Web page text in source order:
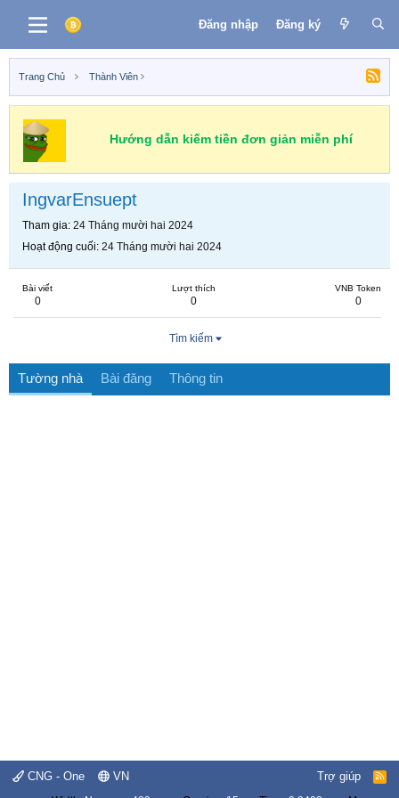
Đăng nhập Đăng ký
Trang Chủ Thành Viên
Hướng dẫn kiếm tiền đơn giản miễn phí
IngvarEnsuept
Tham gia 24 Tháng mười hai 2024
Hoạt động cuối 24 Tháng mười hai 2024
Bài viết
0
Lượt thích
0
VNB Token
0
Tìm kiếm
Tường nhà Bài đăng Thông tin
CNG - One VN Trợ giúp
R